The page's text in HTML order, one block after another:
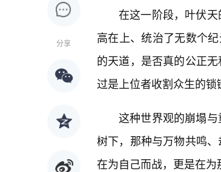
分享
在这一阶段，叶伏
高在上、统治了无数个
的天道，是否真的公正
过是上位者收割众生的锁
这种世界观的崩塌
树下，那种与万物共鸣
在为自己而战，更是在为